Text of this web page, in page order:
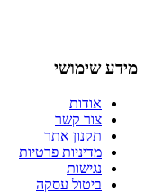
מידע שימושי
אודות
צור קשר
תקנון אתר
מדיניות פרטיות
נגישות
ביטול עסקה